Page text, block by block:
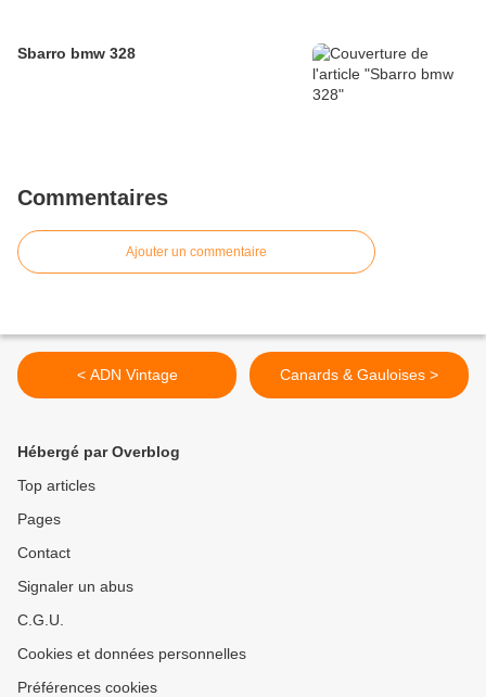
Sbarro bmw 328
Commentaires
Ajouter un commentaire
< ADN Vintage Canards & Gauloises >
Hébergé par Overblog
Top articles
Pages
Contact
Signaler un abus
C.G.U.
Cookies et données personnelles
Préférences cookies